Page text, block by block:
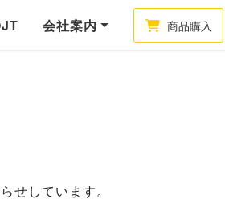
会社案内 商品購入
せしています。